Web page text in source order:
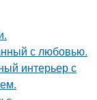
с любовью.
интерьер с